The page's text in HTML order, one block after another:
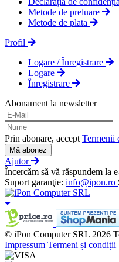
Metode de preluare
Metode de plata
Profil
Logare / Înregistrare
Logare
Înregistrare
Abonament la newsletter
Prin abonare, accept Termenii
Mă abonez
Ajutor
Încercăm să vă răspundem la
Suport garanţie: info@ipon.ro
© iPon Computer SRL 2026
Impressum Termeni și condiții